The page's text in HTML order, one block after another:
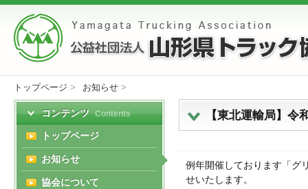
トップページ > お知らせ >
【東北運輸局】
例年開催しております「グ
せいたします。
コンテンツ Contents
トップページ
お知らせ
協会について